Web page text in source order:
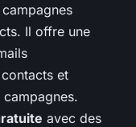
Il offre une
et
avec des